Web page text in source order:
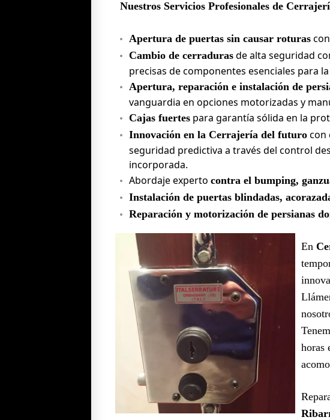
Nuestros Servicios Profesionales de
Apertura de puertas sin causar roturas
Cambio de cerraduras de alta seguridad
precisas de componentes esenciales para
Apertura, reparación e instalación de
vanguardia en opciones motorizadas y
Cajas fuertes para garantía sólida en la
Innovación en la Cerrajería del futuro con
seguridad predictiva a través del control
incorporada.
Abordaje experto contra el bumping,
Instalación de puertas blindadas,
Reparación y motorización de persianas
En
horas